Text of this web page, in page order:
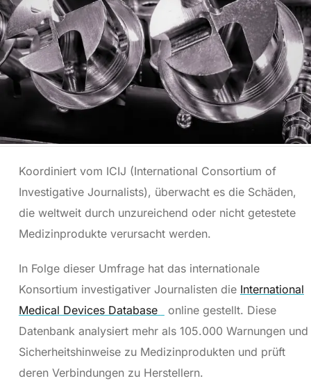
Koordiniert vom ICIJ (International Consortium of
Investigative Journalists), überwacht es die Schäden,
die weltweit durch unzureichend oder nicht getestete
Medizinprodukte verursacht werden.
In Folge dieser Umfrage hat das internationale
Konsortium investigativer Journalisten die International
Medical Devices Database
online gestellt. Diese
Datenbank analysiert mehr als 105.000 Warnungen und
Sicherheitshinweise zu Medizinprodukten und prüft
deren Verbindungen zu Herstellern.